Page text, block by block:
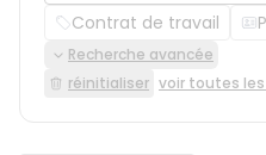
Contrat de travail
Recherche avancée
réinitialiser voir toutes